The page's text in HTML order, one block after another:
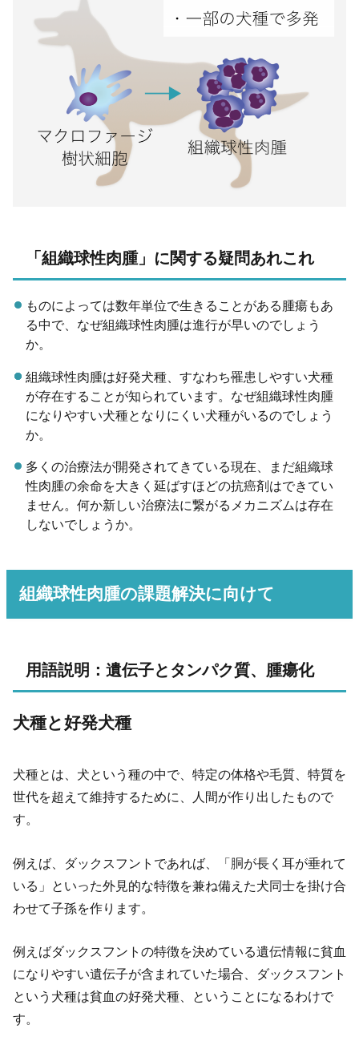
「組織球性肉腫」に関する疑問あれこれ
ものによっては数年単位で生きることがある腫瘍もあ
る中で、なぜ組織球性肉腫は進行が早いのでしょう
か。
組織球性肉腫は好発犬種、すなわち罹患しやすい犬種
が存在することが知られています。なぜ組織球性肉腫
になりやすい犬種となりにくい犬種がいるのでしょう
か。
多くの治療法が開発されてきている現在、まだ組織球
性肉腫の余命を大きく延ばすほどの抗癌剤はできてい
ません。何か新しい治療法に繋がるメカニズムは存在
しないでしょうか。
組織球性肉腫の課題解決に向けて
用語説明：遺伝子とタンパク質、腫瘍化
犬種と好発犬種
犬種とは、犬という種の中で、特定の体格や毛質、特質を
世代を超えて維持するために、人間が作り出したもので
す。
例えば、ダックスフントであれば、「胴が長く耳が垂れて
いる」といった外見的な特徴を兼ね備えた犬同士を掛け合
わせて子孫を作ります。
例えばダックスフントの特徴を決めている遺伝情報に貧血
になりやすい遺伝子が含まれていた場合、ダックスフント
という犬種は貧血の好発犬種、ということになるわけで
す。